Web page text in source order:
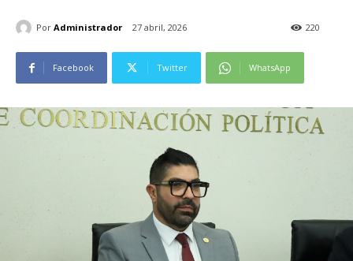
Por Administrador 27 abril, 2026 220
Facebook Twitter WhatsApp